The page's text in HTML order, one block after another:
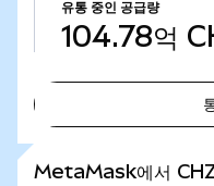
유통 중인 공급량
104.78억
MetaMask에서 CHZ